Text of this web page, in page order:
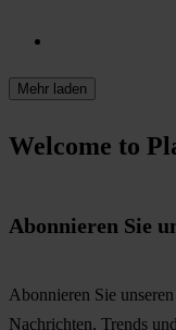
Mehr laden
Welcome to
Abonnieren Sie
Abonnieren Sie
Nachrichten, Trends